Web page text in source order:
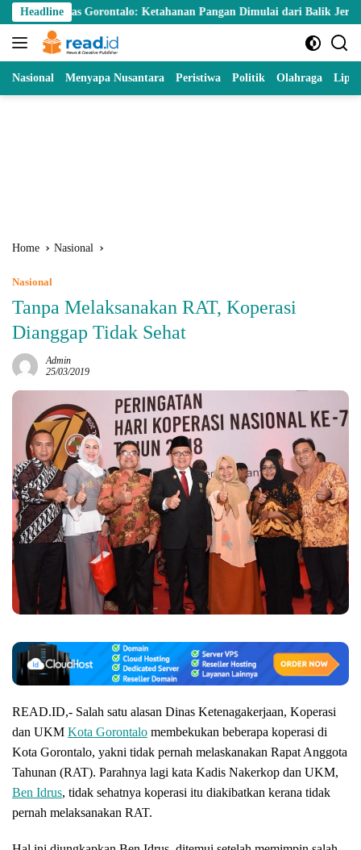
Skip
to
content
Headline
Gorontalo: Ketahanan Pangan Dimulai dari Balik Jeruji
Nasional Menyapa Nusantara Peristiwa Politik Olahraga
Home Nasional
Nasional
Tanpa Melaksanakan RAT, Koperasi
Dianggap Tidak Sehat
Admin
25/03/2019
READ.ID,- Salah satu alasan Dinas Ketenagakerjaan, Koperasi
dan UKM Kota Gorontalo membekukan beberapa koperasi di
Kota Gorontalo, yakni tidak pernah melaskanakan Rapat Anggota
Tahunan (RAT). Parahnya lagi kata Kadis Nakerkop dan UKM,
Ben Idrus, tidak sehatnya koperasi itu diakibatkan kerana tidak
pernah melaksanakan RAT.